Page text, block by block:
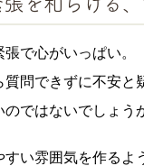
で心がいっぱい。
問できずに不安と
ではないでしょう
い雰囲気を作るよ